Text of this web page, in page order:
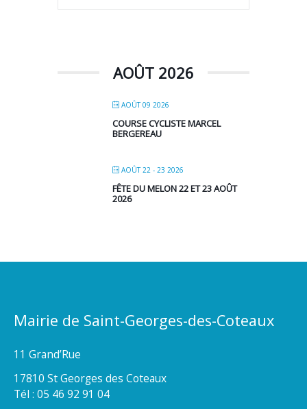
AOÛT 2026
AOÛT 09 2026
COURSE CYCLISTE MARCEL
BERGEREAU
AOÛT 22 - 23 2026
FÊTE DU MELON 22 ET 23 AOÛT
2026
Mairie de Saint-Georges-des-Coteaux
11 Grand’Rue
17810 St Georges des Coteaux
Tél : 05 46 92 91 04